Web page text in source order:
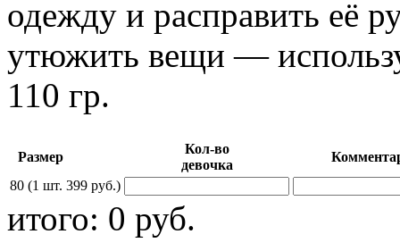
одежду и расправить её
утюжить вещи —
110 гр.
Размер
Кол-во
девочка
80 (1 шт. 399 руб.)
итого: 0 руб.